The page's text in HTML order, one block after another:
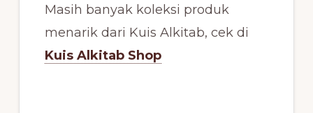
Masih banyak koleksi produk
menarik dari Kuis Alkitab, cek di
Kuis Alkitab Shop